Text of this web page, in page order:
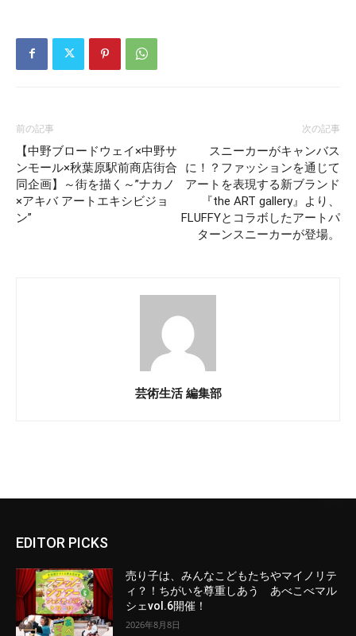
前の記事
【中野ブロードウェイ×中野サ
ンモール×秋葉原駅前商店街合
同企画】～街を描く～”ナカノ
×アキバ アートエキシビジョ
ン”
次の記事
スニーカーがキャンバス
に！？ファッションを通じて
アートを表現する新ブランド
『the ART gallery』より、
FLUFFYとコラボしたアートパ
ターンスニーカーが登場。
芸術生活 編集部
EDITOR PICKS
売り子は、みんなこどもたちやマイノリテ
ィ？！ちがいを尊重しあう あべこべマル
シェvol.6開催！
2026年8月8日